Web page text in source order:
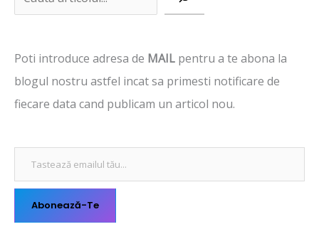
a
t
ă
Poti introduce adresa de MAIL pentru a te abona la
blogul nostru astfel incat sa primesti notificare de
fiecare data cand publicam un articol nou.
Abonează-Te